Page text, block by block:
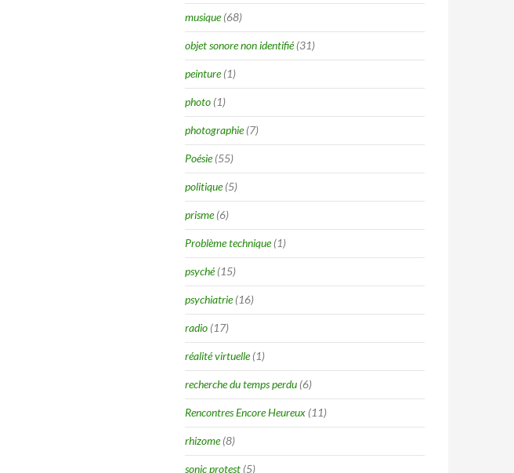
musique(68)
objet sonore non identifié(31)
peinture(1)
photo (1)
photographie(7)
Poésie(55)
politique(5)
prisme(6)
Problème technique(1)
psyché(15)
psychiatrie(16)
radio (17)
réalité virtuelle(1)
recherche du temps perdu (6)
Rencontres Encore Heureux (11)
rhizome(8)
sonic protest (5)